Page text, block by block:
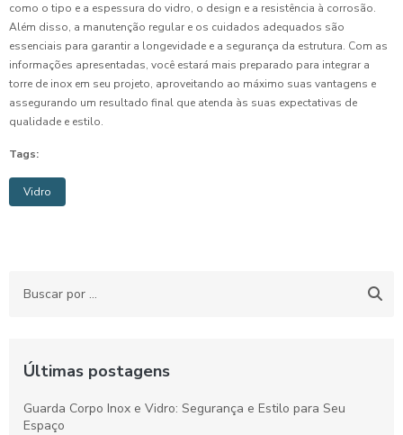
como o tipo e a espessura do vidro, o design e a resistência à corrosão.
Além disso, a manutenção regular e os cuidados adequados são
essenciais para garantir a longevidade e a segurança da estrutura. Com as
informações apresentadas, você estará mais preparado para integrar a
torre de inox em seu projeto, aproveitando ao máximo suas vantagens e
assegurando um resultado final que atenda às suas expectativas de
qualidade e estilo.
Tags:
Vidro
Últimas postagens
Guarda Corpo Inox e Vidro: Segurança e Estilo para Seu
Espaço